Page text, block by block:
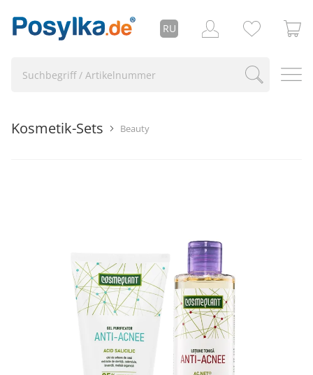
RU
Beauty
Kosmetik-Sets